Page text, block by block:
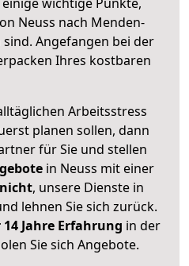
Neuss nach Menden-
sind. Angefangen bei der
Ihres kostbaren
Arbeitsstress
planen sollen, dann
für Sie und stellen
in Neuss mit einer
, unsere Dienste in
lehnen Sie sich zurück.
Jahre Erfahrung in der
Sie sich Angebote.